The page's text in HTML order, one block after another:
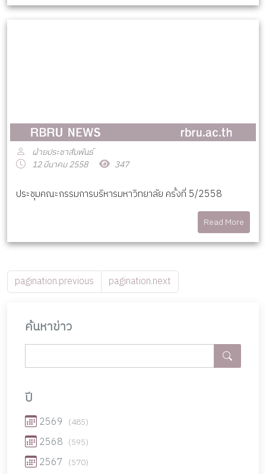
ฝ่ายประชาสัมพันธ์
12 มีนาคม 2558
347
ประชุมคณะกรรมการบริหารมหาวิทยาลัย ครั้งที่ 5/2558
Read More
pagination.previous pagination.next
ค้นหาข่าว
ปี
2569 (485)
2568 (595)
2567 (570)